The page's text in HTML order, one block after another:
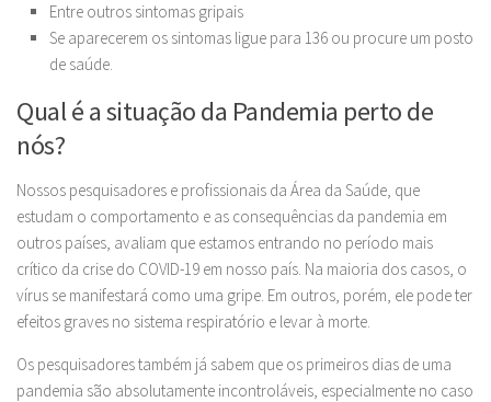
Entre outros sintomas gripais
Se aparecerem os sintomas ligue para 136 ou procure um posto
de saúde.
Qual é a situação da Pandemia perto de
nós?
Nossos pesquisadores e profissionais da Área da Saúde, que
estudam o comportamento e as consequências da pandemia em
outros países, avaliam que estamos entrando no período mais
crítico da crise do COVID-19 em nosso país. Na maioria dos casos, o
vírus se manifestará como uma gripe. Em outros, porém, ele pode ter
efeitos graves no sistema respiratório e levar à morte.
Os pesquisadores também já sabem que os primeiros dias de uma
pandemia são absolutamente incontroláveis, especialmente no caso